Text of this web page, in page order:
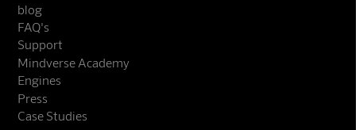
Online · KI-Assistent
blog
FAQ's
Support
Mindverse Academy
Engines
Press
Case Studies